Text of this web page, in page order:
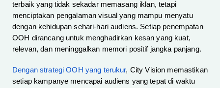
terbaik yang tidak sekadar memasang iklan, tetapi
menciptakan pengalaman visual yang mampu menyatu
dengan kehidupan sehari-hari audiens. Setiap penempatan
OOH dirancang untuk menghadirkan kesan yang kuat,
relevan, dan meninggalkan memori positif jangka panjang.
Dengan strategi OOH yang terukur, City Vision memastikan
setiap kampanye mencapai audiens yang tepat di waktu